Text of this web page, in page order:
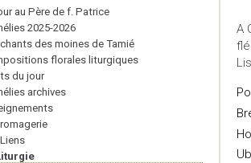
au Père de f. Patrice
2025-2026
des moines de Tamié
florales liturgiques
du jour
archives
A